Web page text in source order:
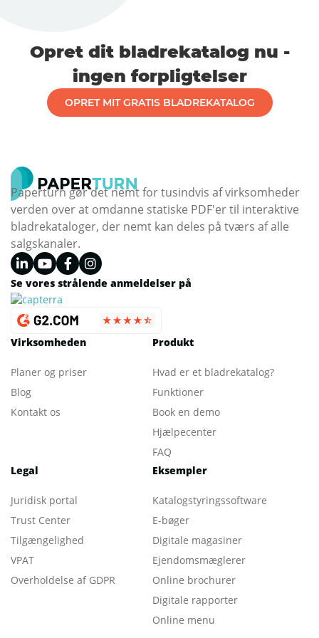
Opret dit bladrekatalog nu -
ingen forpligtelser
OPRET MIT GRATIS BLADREKATALOG
Paperturn gør det nemt for tusindvis af virksomheder
verden over at omdanne statiske PDF'er til interaktive
bladrekataloger, der nemt kan deles på tværs af alle
salgskanaler.
Se vores strålende anmeldelser på
Virksomheden
Planer og priser
Blog
Kontakt os
Produkt
Hvad er et bladrekatalog?
Funktioner
Book en demo
Hjælpecenter
FAQ
Legal
Juridisk portal
Trust Center
Tilgængelighed
VPAT
Overholdelse af GDPR
Eksempler
Katalogstyringssoftware
E-bøger
Digitale magasiner
Ejendomsmæglerer
Online brochurer
Digitale rapporter
Online menu